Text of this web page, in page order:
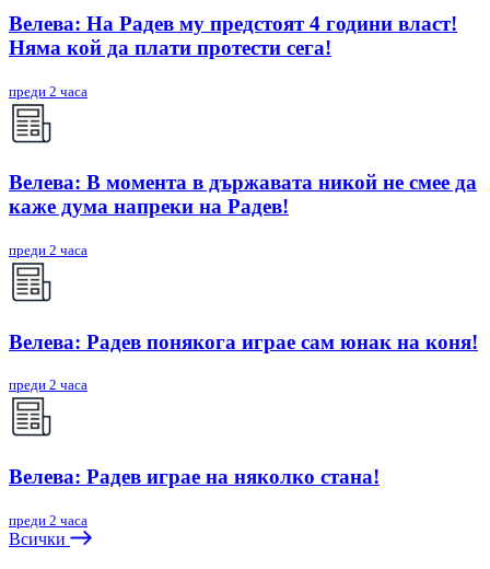
Велева: На Радев му предстоят 4 години власт!
Няма кой да плати протести сега!
преди 2 часа
Велева: В момента в държавата никой не смее да
каже дума напреки на Радев!
преди 2 часа
Велева: Радев понякога играе сам юнак на коня!
преди 2 часа
Велева: Радев играе на няколко стана!
преди 2 часа
Всички